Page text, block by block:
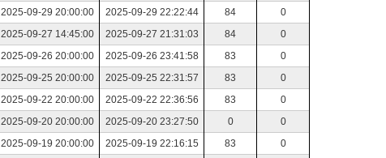
2025-09-29 20:00:00 2025-09-29 22:22:44 84
0
2025-09-27 14:45:00 2025-09-27 21:31:03 84
0
2025-09-26 20:00:00 2025-09-26 23:41:58 83
0
2025-09-25 20:00:00 2025-09-25 22:31:57 83
0
2025-09-22 20:00:00 2025-09-22 22:36:56 83
0
2025-09-20 20:00:00 2025-09-20 23:27:50 0
0
2025-09-19 20:00:00 2025-09-19 22:16:15 83
0